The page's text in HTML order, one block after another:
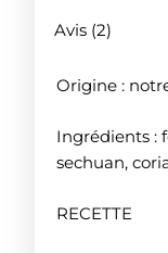
Avis (2)
Origine :
Ingrédients :
sechuan,
RECETTE